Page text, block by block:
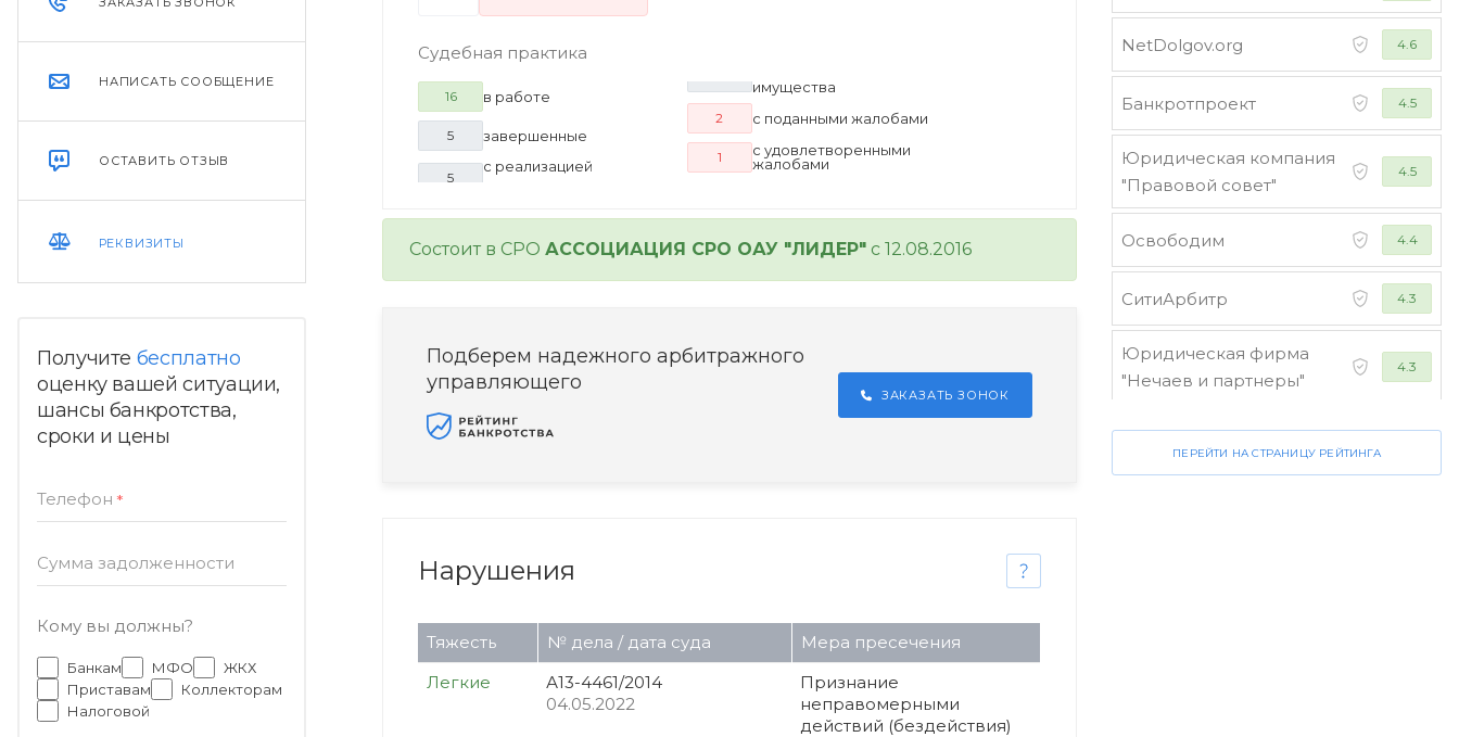
НАПИСАТЬ СООБЩЕНИЕ
ОСТАВИТЬ ОТЗЫВ
РЕКВИЗИТЫ
Получите бесплатно
оценку вашей ситуации,
шансы банкротства,
сроки и цены
Телефон *
Сумма задолженности
Кому вы должны?
Банкам МФО
ЖКХ
Приставам
Коллекторам
Налоговой
Судебная практика
16 в работе
5 завершенные
5
с реализацией
имущества
2 с поданными жалобами
1
с удовлетворенными
жалобами
Состоит в СРО АССОЦИАЦИЯ СРО ОАУ "ЛИДЕР" с 12.08.2016
Подберем надежного арбитражного
управляющего
ЗАКАЗАТЬ ЗОНОК
Нарушения
Тяжесть № дела / дата суда
Мера пресечения
Легкие
А13-4461/2014
04.05.2022
Признание
неправомерными
действий (бездействия)
NetDolgov.org 4.6
Банкротпроект 4.5
Юридическая компания
"Правовой совет"
4.5
Освободим 4.4
СитиАрбитр 4.3
Юридическая фирма
"Нечаев и партнеры"
4.3
Стороженко и партнеры 4.2
ПЕРЕЙТИ НА СТРАНИЦУ РЕЙТИНГА